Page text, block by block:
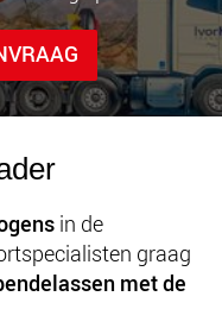
in de
graag
met de